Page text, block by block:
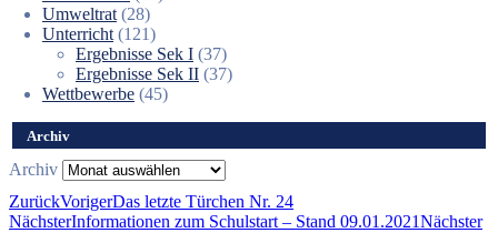
Umweltrat (28)
Unterricht (121)
Ergebnisse Sek I (37)
Ergebnisse Sek II (37)
Wettbewerbe (45)
Archiv
Archiv
ZurückVorigerDas letzte Türchen Nr. 24
NächsterInformationen zum Schulstart – Stand 09.01.2021Nächster